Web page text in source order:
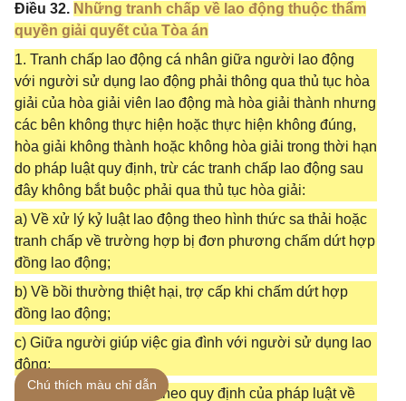
Điều 32. Những tranh chấp về lao động thuộc thẩm
quyền giải quyết của Tòa án
1. Tranh chấp lao động cá nhân giữa người lao động
với người sử dụng lao động phải thông qua thủ tục hòa
giải của hòa giải viên lao động mà hòa giải thành nhưng
các bên không thực hiện hoặc thực hiện không đúng,
hòa giải không thành hoặc không hòa giải trong thời hạn
do pháp luật quy định, trừ các tranh chấp lao động sau
đây không bắt buộc phải qua thủ tục hòa giải:
a) Về xử lý kỷ luật lao động theo hình thức sa thải hoặc
tranh chấp về trường hợp bị đơn phương chấm dứt hợp
đồng lao động;
b) Về bồi thường thiệt hại, trợ cấp khi chấm dứt hợp
đồng lao động;
c) Giữa người giúp việc gia đình với người sử dụng lao
động;
d) Về bảo hiểm xã hội theo quy định của pháp luật về
Chú thích màu chỉ dẫn